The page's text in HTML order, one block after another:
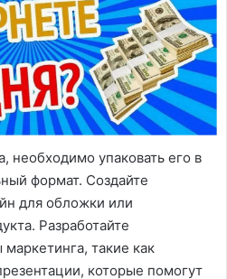
необходимо упаковать его в
формат. Создайте
для обложки или
Разработайте
такие как
которые помогут